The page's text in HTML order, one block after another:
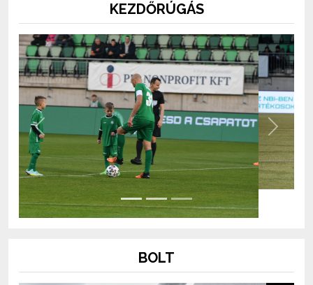
KEZDŐRÚGÁS
Previous Next